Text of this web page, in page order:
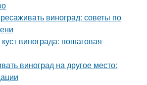
виноград: советы по
винограда: пошаговая
виноград на другое место: